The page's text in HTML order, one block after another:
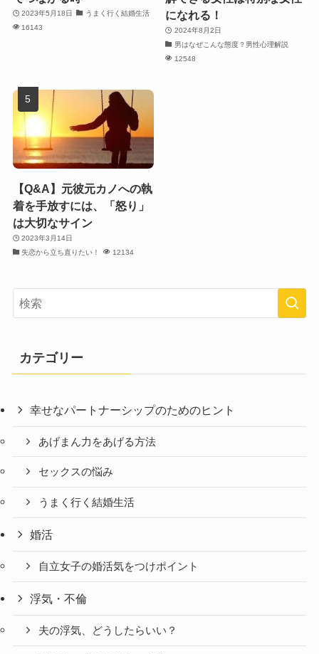
2023年5月18日
うまく行く結婚生活
16143
になれる！
2024年8月2日
男はなぜこんな態度？男性心理解説
12548
【Q&A】元彼元カノへの執
着を手放すには、「怒り」
は大切なサイン
2023年3月14日
失恋から立ち直りたい！
12134
カテゴリー
幸せなパートナーシップのためのヒント
あげまん力をあげる方法
セックスの悩み
うまく行く結婚生活
婚活
自立女子の婚活気をつけポイント
浮気・不倫
夫の浮気、どうしたらいい？